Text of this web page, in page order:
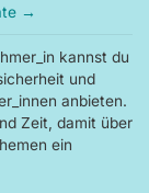
→
kannst du
und
anbieten.
Zeit, damit über
ein